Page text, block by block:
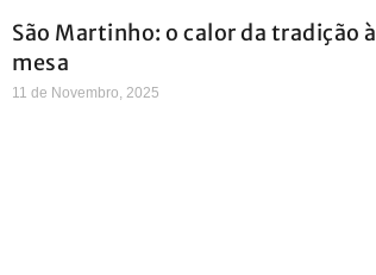
São Martinho: o calor da tradição à
mesa
11 de Novembro, 2025